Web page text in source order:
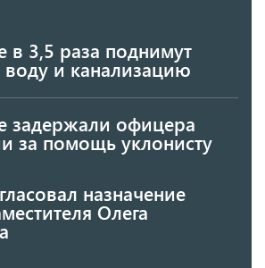
в 3,5 раза поднимут
и канализацию
задержали офицера
за помощь уклонисту
назначение
Олега